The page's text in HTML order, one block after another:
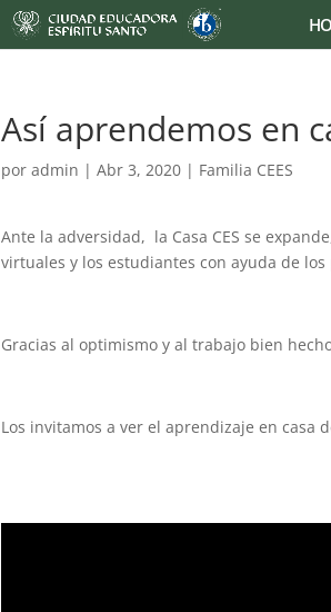
Así aprendemos en
poradmin |Abr 3, 2020 | Familia CEES
Ante la adversidad, la Casa CES se
virtuales y los estudiantes con ayuda de
Gracias al optimismo y al trabajo bien
Los invitamos a ver el aprendizaje en casa